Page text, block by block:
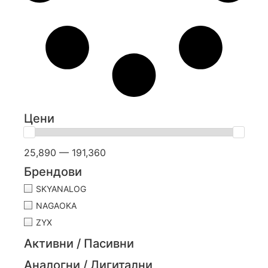
Цени
25,890 — 191,360
Брендови
SKYANALOG
NAGAOKA
ZYX
Активни / Пасивни
Аналогни / Дигитални